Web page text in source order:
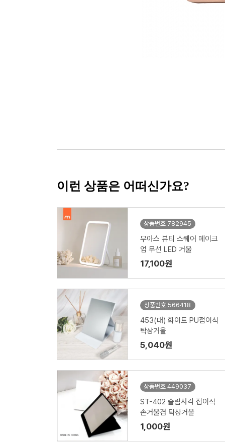
이런 상품은 어떠신가요?
상품번호 782945
무아스 뷰티 스퀘어 메이크
업 무선 LED 거울
17,100원
상품번호 566418
453(대) 화이트 PU접이식
탁상거울
5,040원
상품번호 449037
ST-402 슬림사각 접이식
손거울겸 탁상거울
1,000원